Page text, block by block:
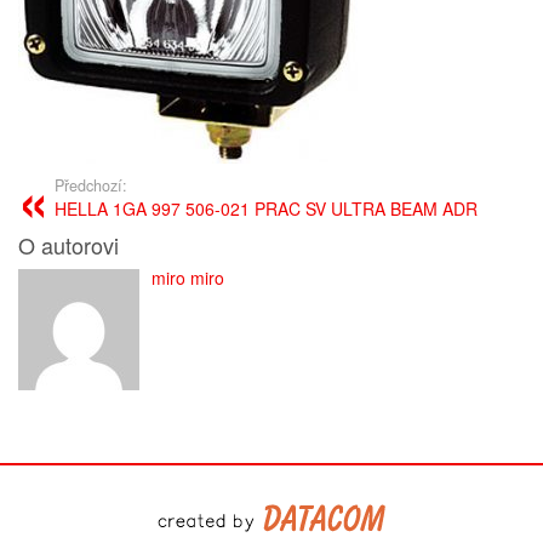
Předchozí:
HELLA 1GA 997 506-021 PRAC SV ULTRA BEAM ADR
O autorovi
miro miro